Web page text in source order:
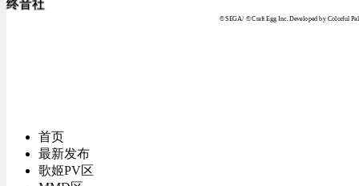
终音社
© SEGA / © Craft Egg Inc. Developed by Colorful
首页
最新发布
歌姬PV区